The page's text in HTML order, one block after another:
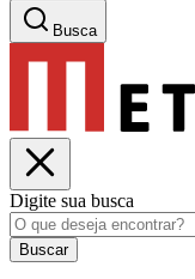
Busca
Digite sua busca
Buscar